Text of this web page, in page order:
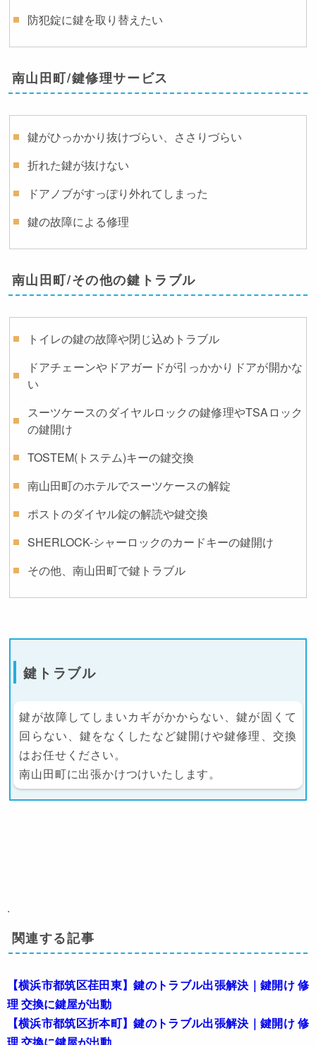
防犯錠に鍵を取り替えたい
南山田町/鍵修理サービス
鍵がひっかかり抜けづらい、ささりづらい
折れた鍵が抜けない
ドアノブがすっぽり外れてしまった
鍵の故障による修理
南山田町/その他の鍵トラブル
トイレの鍵の故障や閉じ込めトラブル
ドアチェーンやドアガードが引っかかりドアが開かな
い
スーツケースのダイヤルロックの鍵修理やTSAロック
の鍵開け
TOSTEM(トステム)キーの鍵交換
南山田町のホテルでスーツケースの解錠
ポストのダイヤル錠の解読や鍵交換
SHERLOCK-シャーロックのカードキーの鍵開け
その他、南山田町で鍵トラブル
鍵トラブル
鍵が故障してしまいカギがかからない、鍵が固くて
回らない、鍵をなくしたなど鍵開けや鍵修理、交換
はお任せください。
南山田町に出張かけつけいたします。
.
関連する記事
【横浜市都筑区荏田東】鍵のトラブル出張解決｜鍵開け 修
理 交換に鍵屋が出動
【横浜市都筑区折本町】鍵のトラブル出張解決｜鍵開け 修
理 交換に鍵屋が出動